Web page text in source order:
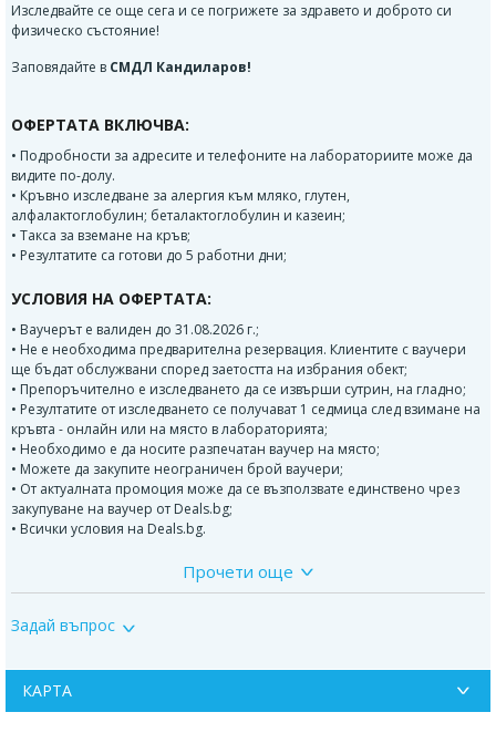
Изследвайте се още сега и се погрижете за здравето и доброто си
физическо състояние!
Заповядайте в СМДЛ Кандиларов!
ОФЕРТАТА ВКЛЮЧВА:
• Подробности за адресите и телефоните на лабораториите може да
видите по-долу.
• Кръвно изследване за алергия към мляко, глутен,
алфалактоглобулин; беталактоглобулин и казеин;
• Такса за вземане на кръв;
• Резултатите са готови до 5 работни дни;
УСЛОВИЯ НА ОФЕРТАТА:
• Ваучерът е валиден до 31.08.2026 г.;
• Не е необходима предварителна резервация. Клиентите с ваучери
ще бъдат обслужвани според заетостта на избрания обект;
• Препоръчително е изследването да се извърши сутрин, на гладно;
• Резултатите от изследването се получават 1 седмица след взимане на
кръвта - онлайн или на място в лабораторията;
• Необходимо е да носите разпечатан ваучер на място;
• Можете да закупите неограничен брой ваучери;
• От актуалната промоция може да се възползвате единствено чрез
закупуване на ваучер от Deals.bg;
• Всички условия на Deals.bg.
тел: 0885 252 467, 02/952 21 36
07.30ч до 19.00ч /от понеделник до петък/;
8.30ч-14.30ч /събота и неделя/
Прочети още
Задай въпрос
КАРТА